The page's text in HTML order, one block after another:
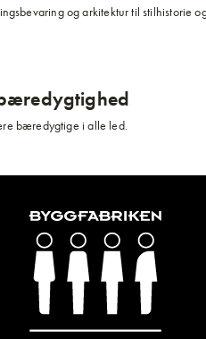
og arkitektur til stilhistorie
bæredygtige i alle led.